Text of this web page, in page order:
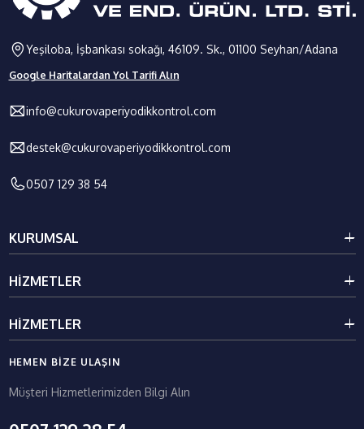
Yeşiloba, İşbankası sokağı, 46109. Sk., 01100 Seyhan/Adana
Google Haritalardan Yol Tarifi Alın
info@cukurovaperiyodikkontrol.com
destek@cukurovaperiyodikkontrol.com
0507 129 38 54
KURUMSAL
Kurumsal
Galeri
İletişim
HIZMETLER
Kaldırma İletme Ekipmanları Periyodik Kontrolü
Basınçlı Kaplar Ve Tesisatlar Periyodik Kontrolü
HIZMETLER
Elektriksel Ve Mekanik Tesisatlar Periyodik Kontrolü
HEMEN BIZE ULAŞIN
Müşteri Hizmetlerimizden Bilgi Alın